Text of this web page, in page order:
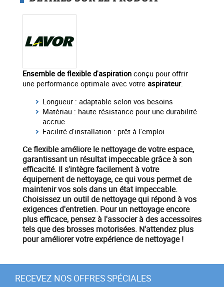
Ensemble de flexible d'aspiration conçu pour offrir
une performance optimale avec votre aspirateur.
Longueur : adaptable selon vos besoins
Matériau : haute résistance pour une durabilité
accrue
Facilité d'installation : prêt à l'emploi
Ce flexible améliore lenettoyagede votre espace,
garantissant un résultat impeccable grâce à son
efficacité. Il s'intègre facilement à votre
équipementde nettoyage, ce qui vous permet de
maintenir vos sols dans un état impeccable.
Choisissez un outil de nettoyage qui répond à vos
exigences d'entretien. Pour un nettoyage encore
plus efficace, pensez à l'associer à des accessoires
tels que des brosses motorisées. N'attendez plus
pour améliorer votre expérience de nettoyage !
RECEVEZ NOS OFFRES SPÉCIALES